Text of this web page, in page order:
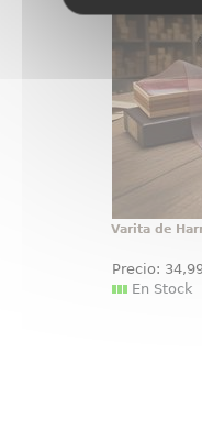
convertir
una
desde el
réplica
1:1
Varita de
Precio: 34
En Stock